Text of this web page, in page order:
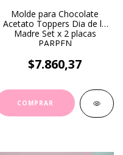
Molde para Chocolate
Acetato Toppers Dia de la
Madre Set x 2 placas
PARPEN
$7.860,37